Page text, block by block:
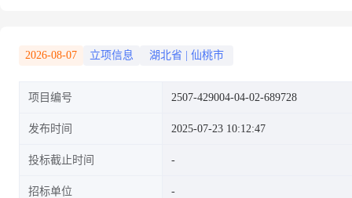
2026-08-07 立项信息 湖北省 仙桃市
项目编号 2507-429004-04-02-689728
发布时间 2025-07-23 10:12:47
投标截止时间
招标单位